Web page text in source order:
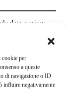
cookie per
a queste
di navigazione o ID
influire negativamente
data e prime
Penn conferma il
film e